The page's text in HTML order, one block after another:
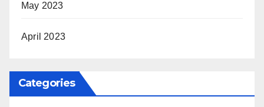
May 2023
April 2023
Categories